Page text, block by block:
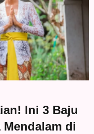
Ini 3 Baju
di